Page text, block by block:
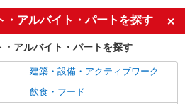
深夜
社会保険あり
・アルバイト・パートを探す
アルバイト・パートを探す
建築・設備・アクティブワーク
飲食・フード